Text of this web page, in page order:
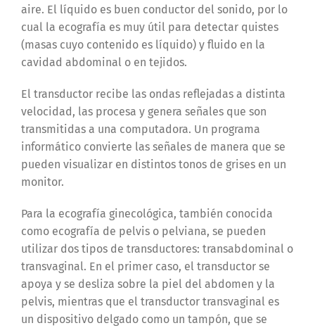
aire. El líquido es buen conductor del sonido, por lo
cual la ecografía es muy útil para detectar quistes
(masas cuyo contenido es líquido) y fluido en la
cavidad abdominal o en tejidos.
El transductor recibe las ondas reflejadas a distinta
velocidad, las procesa y genera señales que son
transmitidas a una computadora. Un programa
informático convierte las señales de manera que se
pueden visualizar en distintos tonos de grises en un
monitor.
Para la ecografía ginecológica, también conocida
como ecografía de pelvis o pelviana, se pueden
utilizar dos tipos de transductores: transabdominal o
transvaginal. En el primer caso, el transductor se
apoya y se desliza sobre la piel del abdomen y la
pelvis, mientras que el transductor transvaginal es
un dispositivo delgado como un tampón, que se